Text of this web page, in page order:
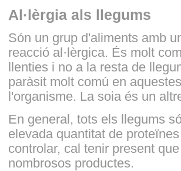
Al·lèrgia als llegums
Són un grup d'aliments amb
reacció al·lèrgica. És molt
llenties i no a la resta de
paràsit molt comú en
l'organisme. La soia és un
En general, tots els llegums
elevada quantitat de
controlar, cal tenir present
nombrosos productes.